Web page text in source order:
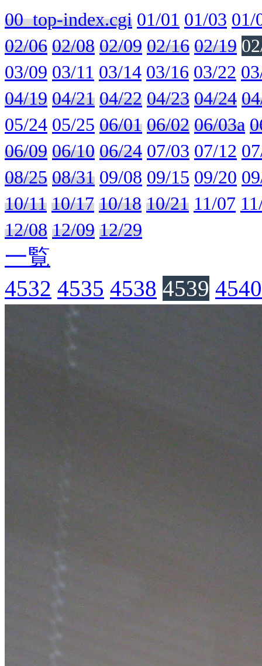
00_top-index.cgi 01/01 01/03 01/
02/06 02/08 02/09 02/16 02/19
03/09 03/11 03/14 03/16 03/22
04/19 04/21 04/22 04/23 04/24
05/24 05/25 06/01 06/02 06/03a
06/09 06/10 06/24 07/03 07/12
08/25 08/31 09/08 09/15 09/20
10/11 10/17 10/18 10/21 11/07
12/08 12/09 12/29
一覧
4532 4535 4538 4539 4540